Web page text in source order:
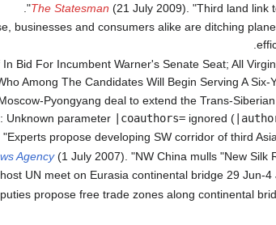
The Statesman (21 July 2009). "Third land link
businesses and consumers alike are ditching
.
Bid For Incumbent Warner's Senate Seat; All
Among The Candidates Will Begin Serving A Six-
Pyongyang deal to extend the Trans-
: Unknown parameter |coauthors=ignored (
propose developing SW corridor of third
Agency(1 July 2007). "NW China mulls "New Silk
UN meet on Eurasia continental bridge 29 Jun-4
propose free trade zones along continental